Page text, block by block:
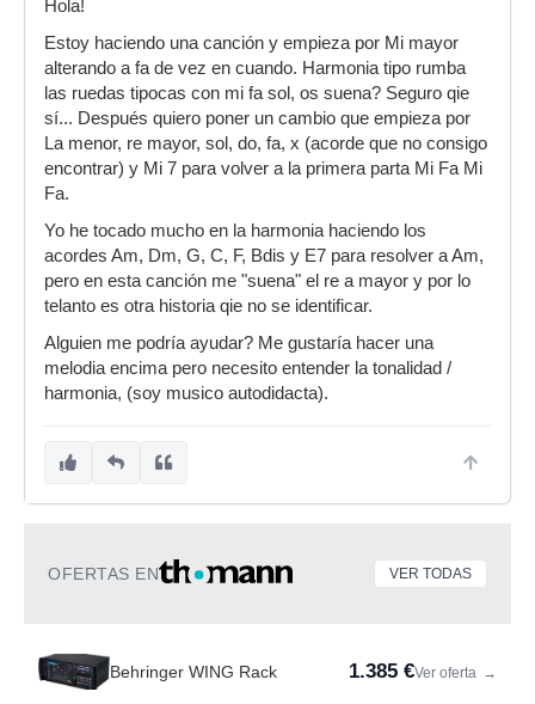
Hola!
Estoy haciendo una canción y empieza por Mi mayor
alterando a fa de vez en cuando. Harmonia tipo rumba
las ruedas tipocas con mi fa sol, os suena? Seguro qie
sí... Después quiero poner un cambio que empieza por
La menor, re mayor, sol, do, fa, x (acorde que no consigo
encontrar) y Mi 7 para volver a la primera parta Mi Fa Mi
Fa.
Yo he tocado mucho en la harmonia haciendo los
acordes Am, Dm, G, C, F, Bdis y E7 para resolver a Am,
pero en esta canción me "suena" el re a mayor y por lo
telanto es otra historia qie no se identificar.
Alguien me podría ayudar? Me gustaría hacer una
melodia encima pero necesito entender la tonalidad /
harmonia, (soy musico autodidacta).
OFERTAS EN VER TODAS
Behringer WING Rack 1.385 €Ver oferta →